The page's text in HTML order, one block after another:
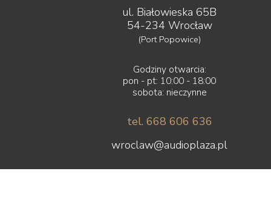
ul. Białowieska 65B
54-234 Wrocław
(Port Popowice)
Godziny otwarcia:
pon - pt: 10:00 - 18:00
sobota: nieczynne
tel. 668 606 636
wroclaw@audioplaza.pl